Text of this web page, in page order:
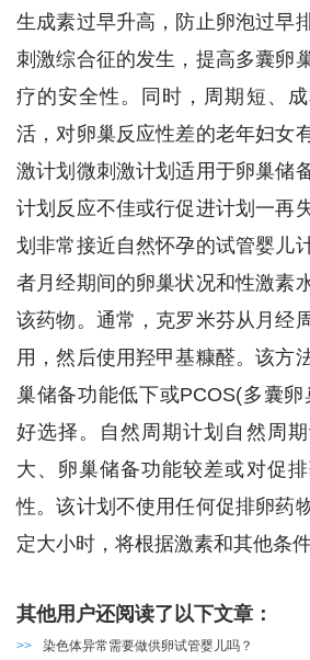
生成素过早升高，防止卵泡过早
刺激综合征的发生，提高多囊卵
疗的安全性。同时，周期短、
活，对卵巢反应性差的老年妇女
激计划微刺激计划适用于卵巢储
计划反应不佳或行促进计划一再
划非常接近自然怀孕的试管婴儿
者月经期间的卵巢状况和性激素
该药物。通常，克罗米芬从月经
用，然后使用羟甲基糠醛。该方
巢储备功能低下或PCOS(多囊
好选择。自然周期计划自然周
大、卵巢储备功能较差或对促
性。该计划不使用任何促排卵药
定大小时，将根据激素和其他条件
其他用户还阅读了以下文章：
>> 染色体异常需要做供卵试管婴儿吗？